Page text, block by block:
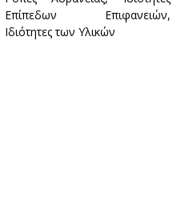
Επίπεδων Επιφανειών,
Ιδιότητες των Υλικών